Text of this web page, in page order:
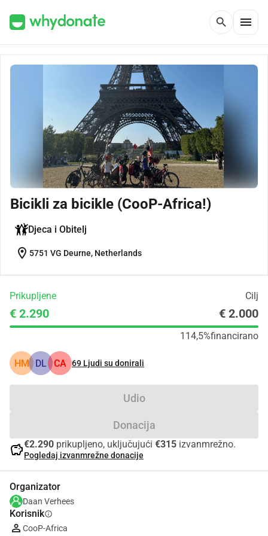
search menu
Bicikli za bicikle (CooP-Africa!)
Djeca i Obitelj
location_on 5751 VG Deurne, Netherlands
Prikupljene Cilj
€ 2.290 € 2.000
114,5%financirano
HM DL CA 69 Ljudi su donirali
Udio
Donacija
savings€2.290 prikupljeno, uključujući €315 izvanmrežno.
Pogledaj izvanmrežne donacije
Organizator
Daan Verhees
Korisnikinfo
CooP-Africa